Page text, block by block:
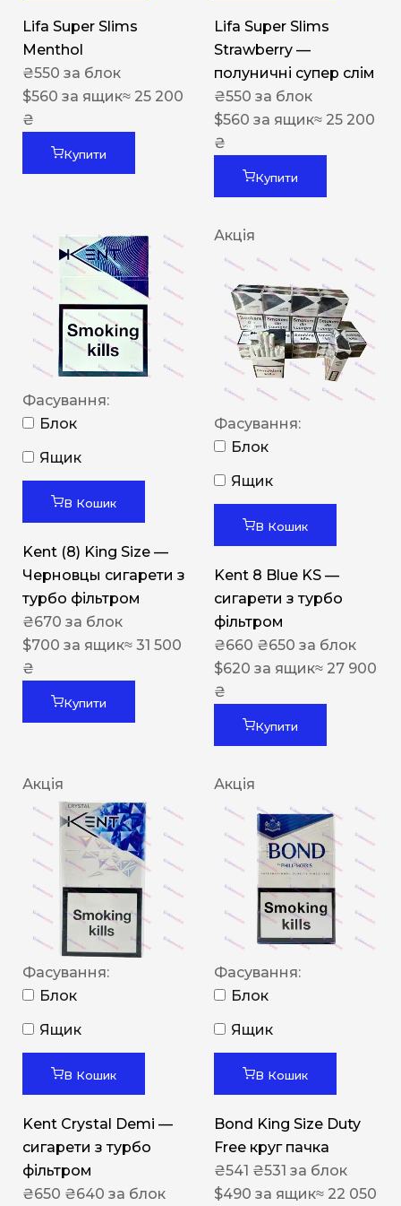
Lifa Super Slims
Menthol
₴550 за блок
$560 за ящик≈ 25 200
₴
Купити
Lifa Super Slims
Strawberry —
полуничні супер слім
₴550 за блок
$560 за ящик≈ 25 200
₴
Купити
Фасування:
Блок
Ящик
В Кошик
Kent (8) King Size —
Черновцы сигарети з
турбо фільтром
₴670 за блок
$700 за ящик≈ 31 500
₴
Купити
Акція
Фасування:
Блок
Ящик
В Кошик
Kent 8 Blue KS —
сигарети з турбо
фільтром
₴660 ₴650 за блок
$620 за ящик≈ 27 900
₴
Купити
Акція
Фасування:
Блок
Ящик
В Кошик
Kent Crystal Demi —
сигарети з турбо
фільтром
₴650 ₴640 за блок
Акція
Фасування:
Блок
Ящик
В Кошик
Bond King Size Duty
Free круг пачка
₴541 ₴531 за блок
$490 за ящик≈ 22 050